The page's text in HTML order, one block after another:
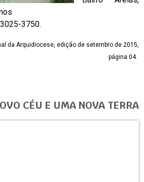
3750.
da Arquidiocese, edição de setembro de 2015,
página 04.
CÉU E UMA NOVA TERRA